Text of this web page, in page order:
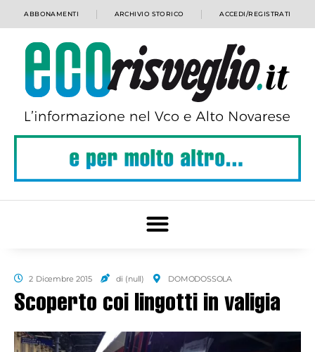
ABBONAMENTI ARCHIVIO STORICO ACCEDI/REGISTRATI
2 Dicembre 2015 di (null) DOMODOSSOLA
Scoperto coi lingotti in valigia